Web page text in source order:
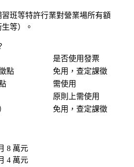
班等特許行業對營業場所有額
等）。
是否使用發票
點
免用，查定課徵
需使用
原則上需使用
免用，查定課徵
8 萬元
4 萬元